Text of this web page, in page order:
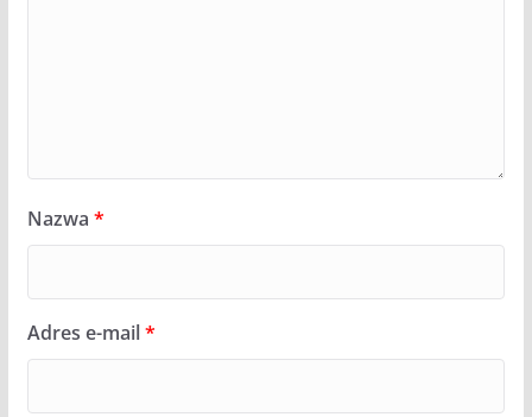
Nazwa *
Adres e-mail*